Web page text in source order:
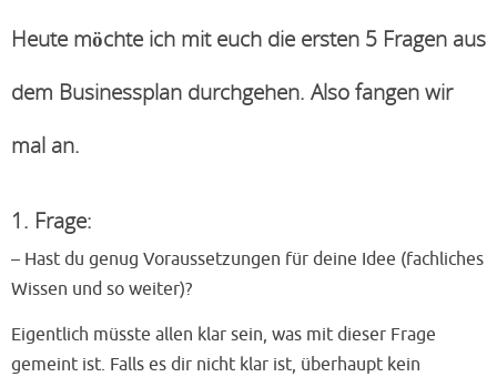
Heute möchte ich mit euch die ersten 5 Fragen aus
dem Businessplan durchgehen. Also fangen wir
mal an.
1. Frage:
– Hast du genug Voraussetzungen für deine Idee (fachliches
Wissen und so weiter)?
Eigentlich müsste allen klar sein, was mit dieser Frage
gemeint ist. Falls es dir nicht klar ist, überhaupt kein